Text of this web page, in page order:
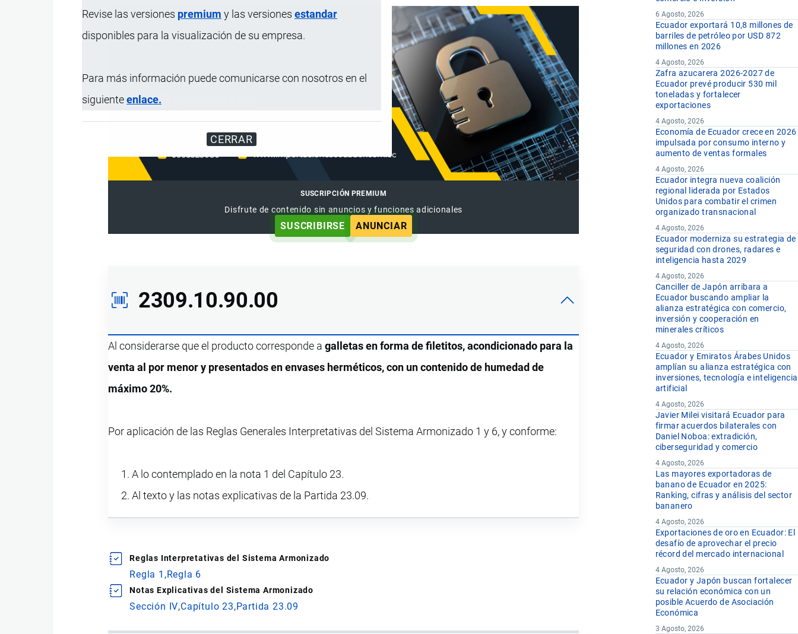
Revise las versiones premium y las versiones estandar
disponibles para la visualización de su empresa.
Para más información puede comunicarse con nosotros en el
siguienteenlace.
CERRAR
SUSCRIPCIÓN PREMIUM
Disfrute de contenido sin anuncios y funciones adicionales
SUSCRIBIRSE ANUNCIAR
2309.10.90.00
Al considerarse que el producto corresponde agalletas en forma de filetitos, acondicionado para la
venta al por menor y presentados en envases herméticos, con un contenido de humedad de
máximo 20%.
Por aplicación de las Reglas Generales Interpretativas del Sistema Armonizado 1 y 6, y conforme:
A lo contemplado en la nota 1 del Capítulo 23.
Al texto y las notas explicativas de la Partida 23.09.
Reglas Interpretativas del Sistema Armonizado
Regla 1 Regla 6
Notas Explicativas del Sistema Armonizado
Sección IV Capítulo 23 Partida 23.09
6 Agosto, 2026
Ecuador exportará 10,8 millones de
barriles de petróleo por USD 872
millones en 2026
4 Agosto, 2026
Zafra azucarera 2026-2027 de
Ecuador prevé producir 530 mil
toneladas y fortalecer
exportaciones
4 Agosto, 2026
Economía de Ecuador crece en 2026
impulsada por consumo interno y
aumento de ventas formales
4 Agosto, 2026
Ecuador integra nueva coalición
regional liderada por Estados
Unidos para combatir el crimen
organizado transnacional
4 Agosto, 2026
Ecuador moderniza su estrategia de
seguridad con drones, radares e
inteligencia hasta 2029
4 Agosto, 2026
Canciller de Japón arribara a
Ecuador buscando ampliar la
alianza estratégica con comercio,
inversión y cooperación en
minerales críticos
4 Agosto, 2026
Ecuador y Emiratos Árabes Unidos
amplían su alianza estratégica con
inversiones, tecnología e inteligencia
artificial
4 Agosto, 2026
Javier Milei visitará Ecuador para
firmar acuerdos bilaterales con
Daniel Noboa: extradición,
ciberseguridad y comercio
4 Agosto, 2026
Las mayores exportadoras de
banano de Ecuador en 2025:
Ranking, cifras y análisis del sector
bananero
4 Agosto, 2026
Exportaciones de oro en Ecuador: El
desafío de aprovechar el precio
récord del mercado internacional
4 Agosto, 2026
Ecuador y Japón buscan fortalecer
su relación económica con un
posible Acuerdo de Asociación
Económica
3 Agosto, 2026